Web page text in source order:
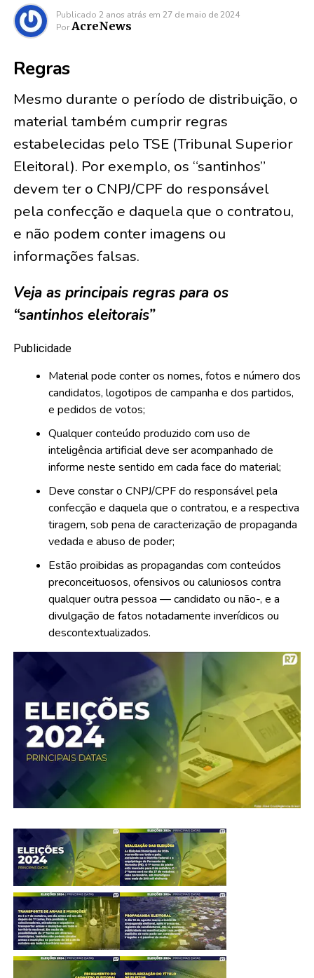
Publicado 2 anos atrás em 27 de maio de 2024
Por AcreNews
Regras
Mesmo durante o período de distribuição, o
material também cumprir regras
estabelecidas pelo TSE (Tribunal Superior
Eleitoral). Por exemplo, os “santinhos”
devem ter o CNPJ/CPF do responsável
pela confecção e daquela que o contratou,
e não podem conter imagens ou
informações falsas.
Veja as principais regras para os
“santinhos eleitorais”
Publicidade
Material pode conter os nomes, fotos e número dos
candidatos, logotipos de campanha e dos partidos,
e pedidos de votos;
Qualquer conteúdo produzido com uso de
inteligência artificial deve ser acompanhado de
informe neste sentido em cada face do material;
Deve constar o CNPJ/CPF do responsável pela
confecção e daquela que o contratou, e a respectiva
tiragem, sob pena de caracterização de propaganda
vedada e abuso de poder;
Estão proibidas as propagandas com conteúdos
preconceituosos, ofensivos ou caluniosos contra
qualquer outra pessoa — candidato ou não-, e a
divulgação de fatos notadamente inverídicos ou
descontextualizados.